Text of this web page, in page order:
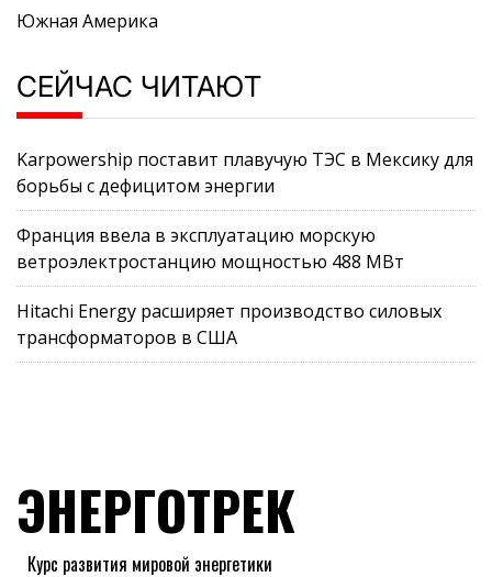
Южная Америка
СЕЙЧАС ЧИТАЮТ
Karpowership поставит плавучую ТЭС в Мексику для
борьбы с дефицитом энергии
Франция ввела в эксплуатацию морскую
ветроэлектростанцию мощностью 488 МВт
Hitachi Energy расширяет производство силовых
трансформаторов в США
ЭНЕРГОТРЕК
Курс развития мировой энергетики